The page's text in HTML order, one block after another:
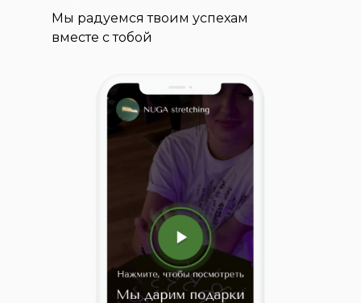
Мы радуемся твоим успехам
вместе с тобой